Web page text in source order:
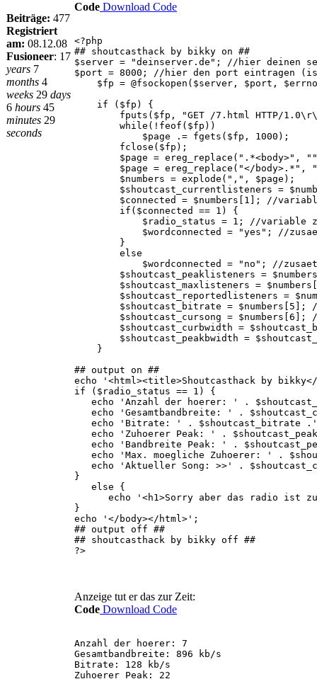
Beiträge: 477
Registriert
am: 08.12.08
Fusioneer: 17
years 7
months 4
weeks 29 days
6 hours 45
minutes 29
seconds
Code Download Code
<?php
## shoutcasthack by bikky on ##
$server = "deinserver.de"; //hier deinen
$port = 8000; //hier den port eintragen
$fp = @fsockopen($server, $port,
if ($fp) {
fputs($fp, "GET /7.html HTTP/
while(!feof($fp))
$page .= fgets($fp, 1000);
fclose($fp);
$page = ereg_replace(".*<body>",
$page = ereg_replace("</body>.*",
$numbers = explode(",", $page);
$shoutcast_currentlisteners =
$connected = $numbers[1]; //variable
if($connected == 1) {
$radio_status = 1; //variable zum
$wordconnected = "yes"; //
}
else
$wordconnected = "no"; //
$shoutcast_peaklisteners =
$shoutcast_maxlisteners =
$shoutcast_reportedlisteners =
$shoutcast_bitrate = $numbers[5];
$shoutcast_cursong = $numbers[6];
$shoutcast_curbwidth =
$shoutcast_peakbwidth =
}
## output on ##
echo '<html><title>Shoutcasthack by
if ($radio_status == 1) {
echo 'Anzahl der hoerer: ' .
echo 'Gesamtbandbreite: ' .
echo 'Bitrate: ' . $shoutcast_bitrate
echo 'Zuhoerer Peak: ' .
echo 'Bandbreite Peak: ' .
echo 'Max. moegliche Zuhoerer: ' .
echo 'Aktueller Song: >>' .
}
else {
echo '<h1>Sorry aber das radio ist
}
echo '</body></html>';
## output off ##
## shoutcasthack by bikky off ##
?>
Anzeige tut er das zur Zeit:
Code Download Code
Anzahl der hoerer: 7
Gesamtbandbreite: 896 kb/s
Bitrate: 128 kb/s
Zuhoerer Peak: 22